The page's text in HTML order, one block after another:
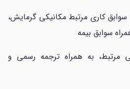
سوابق کاری مرتبط مکانیکی گرمایش،
سوابق بیمه
مرتبط، به همراه ترجمه رسمی و